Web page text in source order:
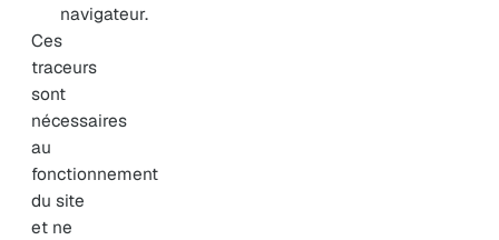
navigateur.
Ces
traceurs
sont
nécessaires
au
fonctionnement
du site
et ne